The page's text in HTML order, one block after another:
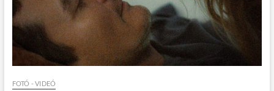
FOTÓ - VIDEÓ